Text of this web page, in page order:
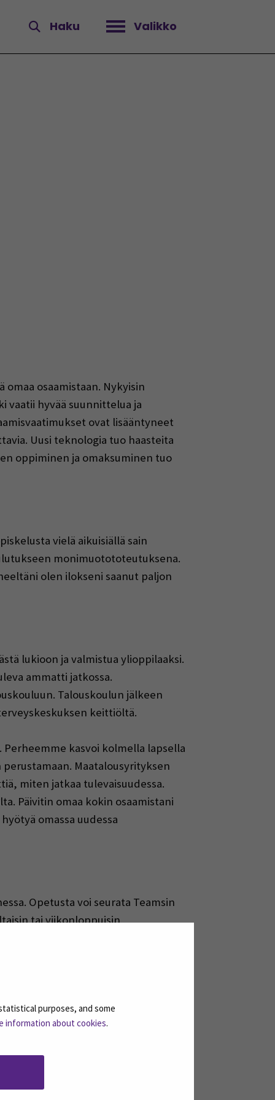
purposes, and some
information about cookies.
Haku Valikko
Avaa valikko
osaamistaan. Nykyisin
vaatii hyvää suunnittelua ja
ovat lisääntyneet
Uusi teknologia tuo haasteita
oppiminen ja omaksuminen tuo
vielä aikuisiällä sain
monimuotototeutuksena.
olen ilokseni saanut paljon
lukioon ja valmistua ylioppilaaksi.
ammatti jatkossa.
Talouskoulun jälkeen
keittiöltä.
kasvoi kolmella lapsella
Maatalousyrityksen
miten jatkaa tulevaisuudessa.
Päivitin omaa kokin osaamistani
omassa uudessa
Opetusta voi seurata Teamsin
tai viikonloppuisin
Kirjakerhon mainokseen